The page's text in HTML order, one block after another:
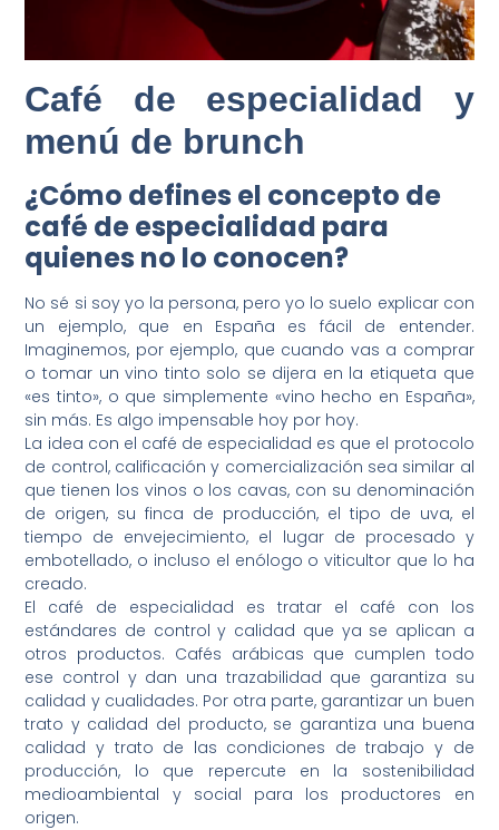
Café de especialidad y
menú de brunch
¿Cómo defines el concepto de
café de especialidad para
quienes no lo conocen?
No sé si soy yo la persona, pero yo lo suelo explicar con
un ejemplo, que en España es fácil de entender.
Imaginemos, por ejemplo, que cuando vas a comprar
o tomar un vino tinto solo se dijera en la etiqueta que
«es tinto», o que simplemente «vino hecho en España»,
sin más. Es algo impensable hoy por hoy.
La idea con el café de especialidad es que el protocolo
de control, calificación y comercialización sea similar al
que tienen los vinos o los cavas, con su denominación
de origen, su finca de producción, el tipo de uva, el
tiempo de envejecimiento, el lugar de procesado y
embotellado, o incluso el enólogo o viticultor que lo ha
creado.
El café de especialidad es tratar el café con los
estándares de control y calidad que ya se aplican a
otros productos. Cafés arábicas que cumplen todo
ese control y dan una trazabilidad que garantiza su
calidad y cualidades. Por otra parte, garantizar un buen
trato y calidad del producto, se garantiza una buena
calidad y trato de las condiciones de trabajo y de
producción, lo que repercute en la sostenibilidad
medioambiental y social para los productores en
origen.